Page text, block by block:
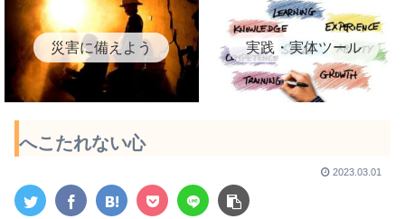
災害に備えよう 実践・実体ツール
へこたれない心
2023.03.01